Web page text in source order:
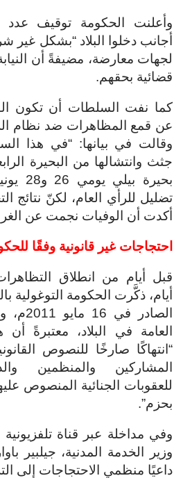
وأعلنت الحكومة توقيف عدد
أجانب دخلوا البلاد “بشكل غير
لجهات معارضة، مضيفةً أن
قضائية بحقهم.
كما نفت السلطات أن تكون
عن قمع المظاهرات ضد نظام
وقالت في بيانها: “في هذا
جثث وانتشالها من البحيرة
تضليل للرأي العام، لكنّ نتائج
أكدت أن الوفيات نجمت عن
احتجاجات غير قانونية وفقًا
قبل أيام من انطلاق
الصادر
العامة في البلاد، معتبرةً
“انتهاكًا صارخًا للنصوص
المشاركين والمنظمين
للعقوبات الجنائية المنصوص
بحزم”.
وفي مداخلة عبر قناة
وزير الخدمة المدنية، جيلبير
داعيًا منظمي الاحتجاجات إلى